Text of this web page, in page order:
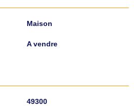
Maison
A vendre
49300